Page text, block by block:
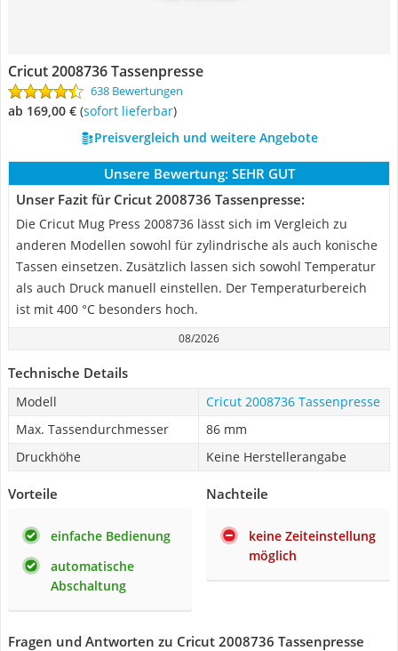
Cricut 2008736 Tassenpresse
638 Bewertungen
ab 169,00 € ( Sofort lieferbar)
Preisvergleich und weitere Angebote
Unsere Bewertung: SEHR GUT
Unser Fazit für Cricut 2008736 Tassenpresse:
Die Cricut Mug Press 2008736 lässt sich im Vergleich zu
anderen Modellen sowohl für zylindrische als auch konische
Tassen einsetzen. Zusätzlich lassen sich sowohl Temperatur
als auch Druck manuell einstellen. Der Temperaturbereich
ist mit 400 °C besonders hoch.
08/2026
Technische Details
Modell
Cricut 2008736 Tassenpresse
Max. Tassendurchmesser
86 mm
Druckhöhe
Keine Herstellerangabe
Vorteile
einfache Bedienung
automatische
Abschaltung
Nachteile
keine Zeiteinstellung
möglich
Fragen und Antworten zu Cricut 2008736 Tassenpresse